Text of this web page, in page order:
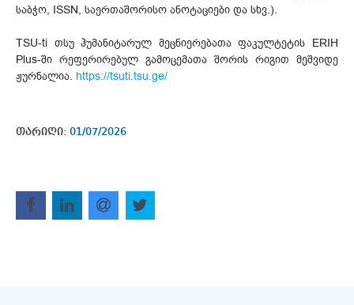
საბჭო, ISSN, საერთაშორისო ანოტაციები და სხვ.).
TSU-ti თსუ ჰუმანიტარულ მეცნიერებათა ფაკულტეტის ERIH
Plus-ში რეფერირებულ გამოცემათა შორის რიგით მეშვიდე
ჟურნალია. https://tsuti.tsu.ge/
თარიღი: 01/07/2026